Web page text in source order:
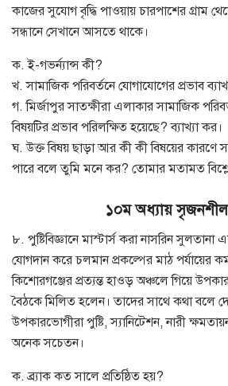
কাজের সুযোগ বৃদ্ধি পাওয়ায় চারপাশের গ্রাম
সন্ধানে সেখানে আসতে থাকে।
ক. ই-গভর্ন্যান্স কী?
খ. সামাজিক পরিবর্তনে যোগাযোগের প্রভাব
গ. মির্জাপুর সাতক্ষীরা এলাকার সামাজিক
বিষয়টির প্রভাব পরিলক্ষিত হয়েছে? ব্যাখ্যা কর।
ঘ. উক্ত বিষয় ছাড়া আর কী কী বিষয়ের কারণে
পারে বলে তুমি মনে কর? তোমার মতামত
১০ম অধ্যায় সৃজনশীল
৮. পুষ্টিবিজ্ঞানে মাস্টার্স করা নাসরিন
যোগদান করে চলমান প্রকল্পের মাঠ পর্যায়ের
কিশোরগঞ্জের প্রত্যন্ত হাওড় অঞ্চলে গিয়ে
বৈঠকে মিলিত হলেন। তাদের সাথে কথা বলে
উপকারভোগীরা পুষ্টি, স্যানিটেশন, নারী ক্ষমতায়ন
অনেক সচেতন।
ক. ব্র্যাক কত সালে প্রতিষ্ঠিত হয়?